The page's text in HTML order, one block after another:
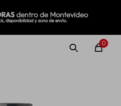
0
MI CUENTA
Rolling Repuestos